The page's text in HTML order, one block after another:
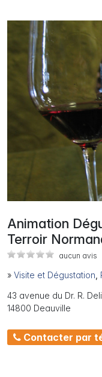
Photo
Animation
Terroir
aucun avis
» Visite et Dégustation
43 avenue du Dr. R.
14800 Deauville
Contacter par